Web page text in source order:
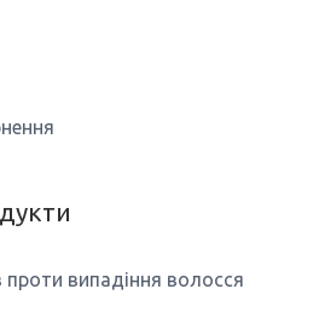
проти випадіння волосся